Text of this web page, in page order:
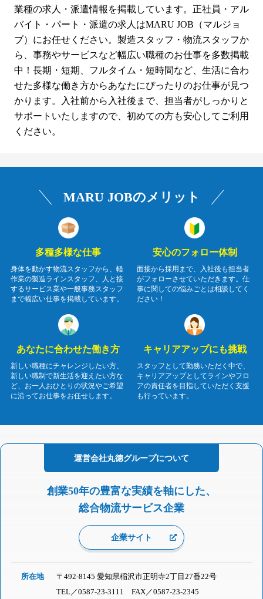
業種の求人・派遣情報を掲載しています。正社員・アル
バイト・パート・派遣の求人はMARU JOB（マルジョ
ブ）にお任せください。製造スタッフ・物流スタッフか
ら、事務やサービスなど幅広い職種のお仕事を多数掲載
中！長期・短期、フルタイム・短時間など、生活に合わ
せた多様な働き方からあなたにぴったりのお仕事が見つ
かります。入社前から入社後まで、担当者がしっかりと
サポートいたしますので、初めての方も安心してご利用
ください。
MARU JOBのメリット
多種多様な仕事
身体を動かす物流スタッフから、軽
作業の製造ラインスタッフ、人と接
するサービス業や一般事務スタッフ
まで幅広い仕事を掲載しています。
安心のフォロー体制
面接から採用まで、入社後も担当者
がフォローさせていただきます。仕
事に関しての悩みごとは相談してく
ださい！
あなたに合わせた働き方
新しい職種にチャレンジしたい方、
新しい職制で新生活を迎えたい方な
ど、お一人おひとりの状況やご希望
に沿ってお仕事をお任せします。
キャリアアップにも挑戦
スタッフとして勤務いただく中で、
キャリアアップとしてラインやフロ
アの責任者を目指していただく支援
も行っています。
運営会社丸徳グループについて
創業50年の豊富な実績を軸にした、
総合物流サービス企業
企業サイト
所在地
〒492-8145 愛知県稲沢市正明寺2丁目27番22号
TEL／0587-23-3111 FAX／0587-23-2345